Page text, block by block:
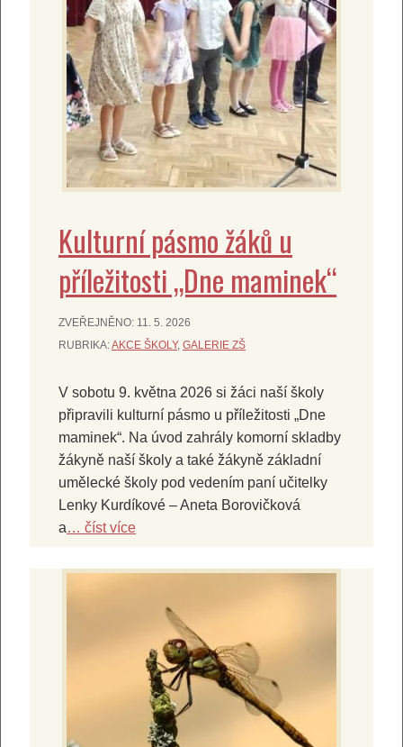
Kulturní pásmo žáků u
příležitosti „Dne maminek“
ZVEŘEJNĚNO: 11. 5. 2026
RUBRIKA:AKCE ŠKOLY, GALERIE ZŠ
V sobotu 9. května 2026 si žáci naší školy
připravili kulturní pásmo u příležitosti „Dne
maminek“. Na úvod zahrály komorní skladby
žákyně naší školy a také žákyně základní
umělecké školy pod vedením paní učitelky
Lenky Kurdíkové – Aneta Borovičková
a… číst více